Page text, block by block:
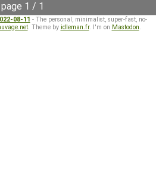
page 1 / 1
08-11 - The personal, minimalist, super-fast, no-
. Theme by idleman.fr. I'm on Mastodon.